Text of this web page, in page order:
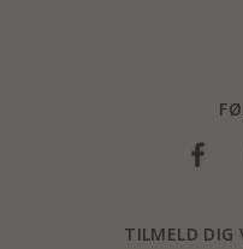
TILMELD DIG